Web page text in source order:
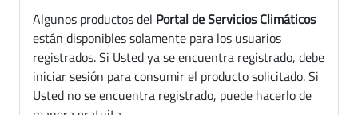
Algunos productos del Portal de Servicios Climáticos
están disponibles solamente para los usuarios
registrados. Si Usted ya se encuentra registrado, debe
iniciar sesión para consumir el producto solicitado. Si
Usted no se encuentra registrado, puede hacerlo de